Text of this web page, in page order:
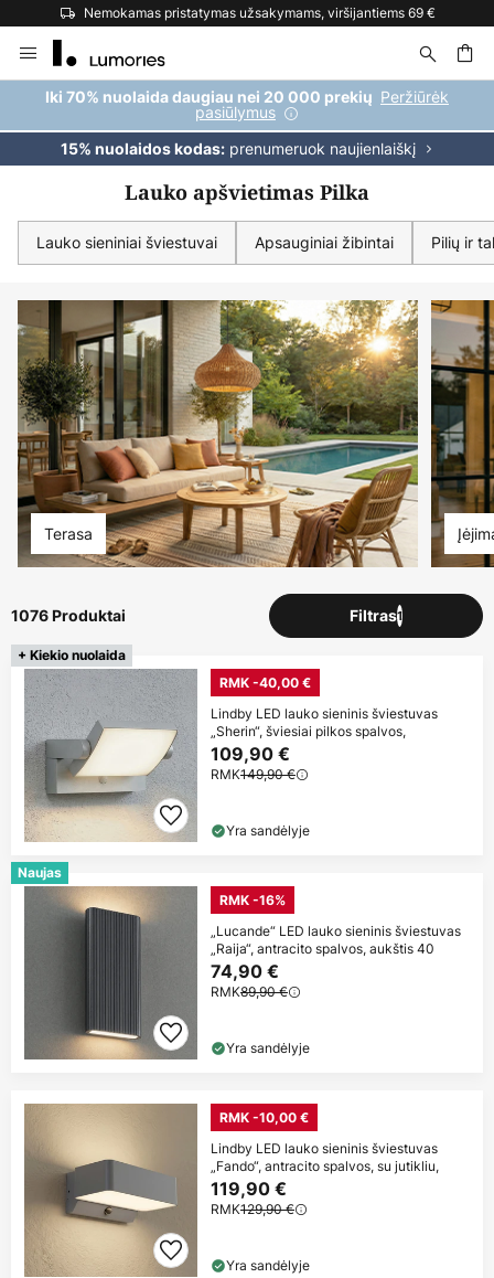
Nemokamas pristatymas užsakymams, viršijantiems 69 €
to
Content
Iki 70% nuolaida daugiau nei 20 000 prekių Peržiūrėk
pasiūlymus
15% nuolaidos kodas:prenumeruok naujienlaiškį
Lauko apšvietimas Pilka
Lauko sieniniai šviestuvai Apsauginiai žibintai Pilių ir
Terasa
1076 Produktai Filtras1
+ Kiekio nuolaida
RMK -40,00 €
Lindby LED lauko sieninis šviestuvas
„Sherin“, šviesiai pilkos spalvos,
109,90 €
RMK149,90 €
Yra sandėlyje
Naujas
RMK -16%
„Lucande“ LED lauko sieninis šviestuvas
„Raija“, antracito spalvos, aukštis 40
74,90 €
RMK89,90 €
Yra sandėlyje
RMK -10,00 €
Lindby LED lauko sieninis šviestuvas
„Fando“, antracito spalvos, su jutikliu,
119,90 €
RMK129,90 €
Yra sandėlyje